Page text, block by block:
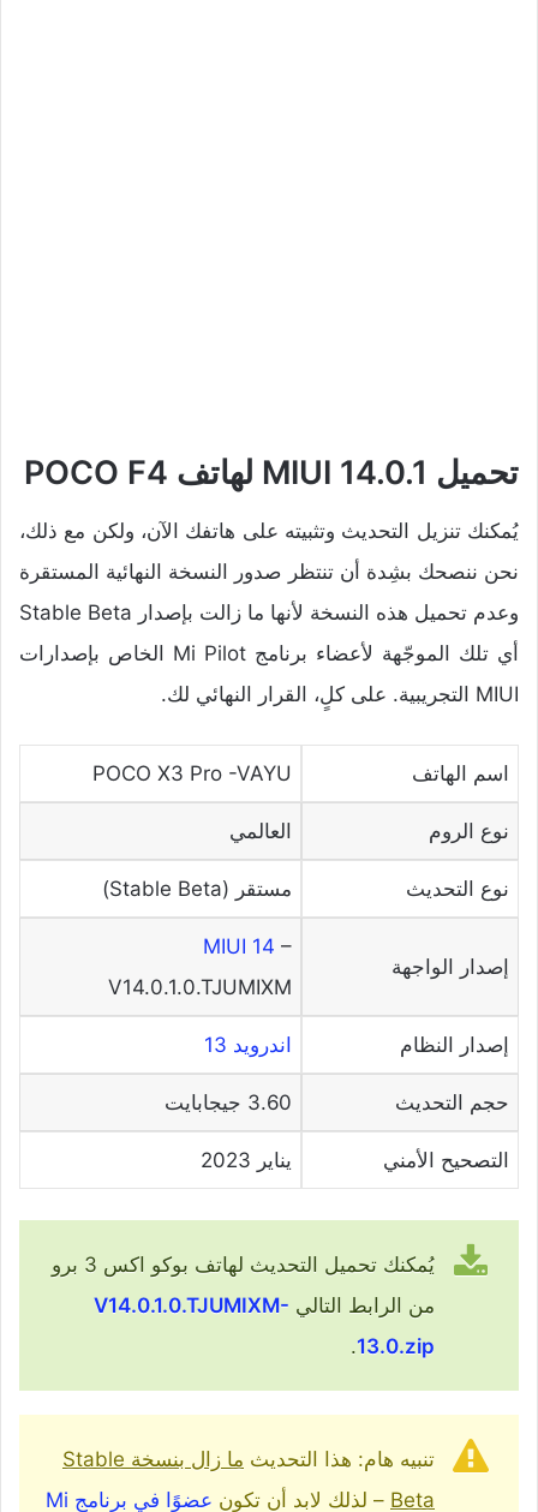
تحميل MIUI 14.0.1 لهاتف POCO F4
يُمكنك تنزيل التحديث وتثبيته على هاتفك الآن، ولكن مع ذلك،
نحن ننصحك بشِدة أن تنتظر صدور النسخة النهائية المستقرة
وعدم تحميل هذه النسخة لأنها ما زالت بإصدار Stable Beta
أي تلك الموجّهة لأعضاء برنامج Mi Pilot الخاص بإصدارات
MIUI التجريبية. على كلٍ، القرار النهائي لك.
اسم الهاتف POCO X3 Pro -VAYU
نوع الروم العالمي
نوع التحديث مستقر (Stable Beta)
إصدار الواجهة
MIUI 14 –
V14.0.1.0.TJUMIXM
إصدار النظام اندرويد 13
حجم التحديث 3.60 جيجابايت
التصحيح الأمني يناير 2023
يُمكنك تحميل التحديث لهاتف بوكو اكس 3 برو
من الرابط التالي V14.0.1.0.TJUMIXM-
13.0.zip
.
تنبيه هام: هذا التحديث
ما زال بنسخة Stable
Beta – لذلك لابد أن تكون
عضوًا في برنامج Mi